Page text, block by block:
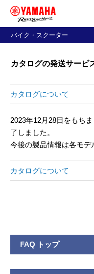
バイク・スクーター
カタログの発送サービ
カタログについて
2023年12月28日をもち
了しました。
今後の製品情報は各モデ
カタログについて
FAQ トップ